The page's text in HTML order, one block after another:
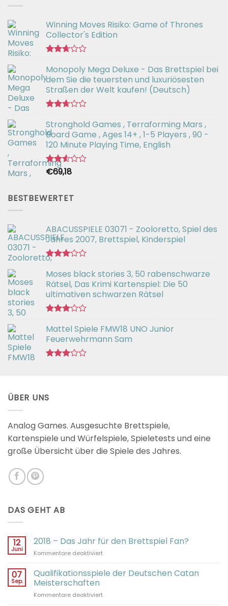
Winning Moves Risiko: Game of Thrones
Collector's Edition
mit
2.66
von 5
Monopoly Mega Deluxe - Das Brettspiel bei
dem Sie die teuersten und luxuriösesten
Straßen der Welt kaufen! (Deutsch)
mit
2.64
von 5
Stronghold Games , Terraforming Mars ,
Board Game , Ages 14+ , 1-5 Players , 90 -
120 Minute Playing Time, English
Bewertet
von 5
€69,18
BESTBEWERTET
ABACUSSPIELE 03071 - Zooloretto, Spiel des
Jahres 2007, Brettspiel, Kinderspiel
mit
3.02
von 5
Moses black stories 3, 50 rabenschwarze
Rätsel, Das Krimi Kartenspiel: Die 50
ultimativen schwarzen Rätsel
mit
3.00
von 5
Mattel Spiele FMW18 UNO Junior
Feuerwehrmann Sam
ÜBER UNS
Analog Games. Ausgesuchte Brettspiele,
Kartenspiele und Würfelspiele, Spieletests und eine
große Übersicht über die Spiele des Jahres.
DAS GEHT AB
12
Juni
2018 – Das Jahr für den Brettspiel Fan?
Kommentare deaktiviertfür
–
Das
für
07
Sep.
Qualifikationsspiele der Deutschen Catan
Meisterschaften
Kommentare deaktiviertfür